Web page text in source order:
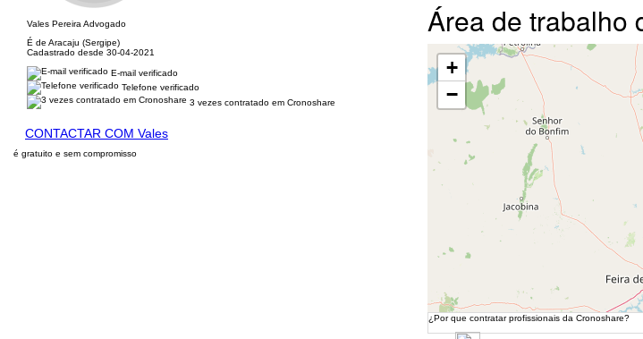
Vales Pereira Advogado
É de Aracaju (Sergipe)
Cadastrado desde 30-04-2021
E-mail verificado
Telefone verificado
3 vezes contratado em Cronoshare
CONTACTAR COM Vales
é gratuito e sem compromisso
Área de trabalho
+
−
¿Por que contratar profissionais da Cronoshare?